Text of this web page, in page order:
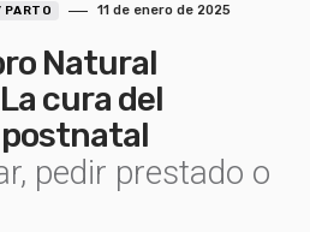
PARTO 11 de enero de 2025
Natural
cura del
pedir prestado o